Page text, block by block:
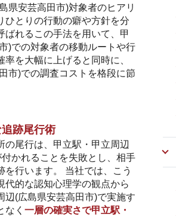
県安芸高田市)対象者のヒアリ
ひとりの行動の癖や方針を分
れるこの手法を用いて、甲
)での対象者の移動ルートや行
を大幅に上げると同時に、
市)での調査コストを格段に節
跡尾行術
の尾行は、甲立駅・甲立周辺
かれることを失敗とし、相手
行います。 当社では、こう
代的な認知心理学の観点から
辺(広島県安芸高田市)で実施す
なく 一層の確実さで甲立駅・